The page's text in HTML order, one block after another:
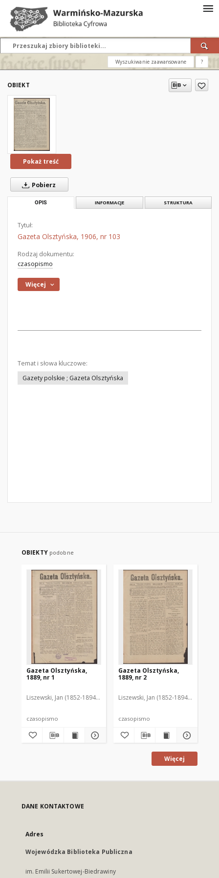
Wyszukiwanie zaawansowane ?
OBIEKT
Pokaż treść
Pobierz
OPIS INFORMACJE STRUKTURA
Tytuł:
Gazeta Olsztyńska, 1906, nr 103
Rodzaj dokumentu:
czasopismo
Więcej
Temat i słowa kluczowe:
Gazety polskie ; Gazeta Olsztyńska
OBIEKTY podobne
Gazeta Olsztyńska,
1889, nr 1
Liszewski, Jan (1852-1894). Red.
czasopismo
Gazeta Olsztyńska,
1889, nr 2
Liszewski, Jan (1852-1894). Red.
czasopismo
Więcej
DANE KONTAKTOWE
Adres
Wojewódzka Biblioteka Publiczna
im. Emilii Sukertowej-Biedrawiny